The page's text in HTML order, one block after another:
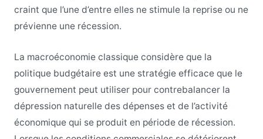
craint que l’une d’entre elles ne stimule la reprise ou ne
prévienne une récession.
La macroéconomie classique considère que la
politique budgétaire est une stratégie efficace que le
gouvernement peut utiliser pour contrebalancer la
dépression naturelle des dépenses et de l’activité
économique qui se produit en période de récession.